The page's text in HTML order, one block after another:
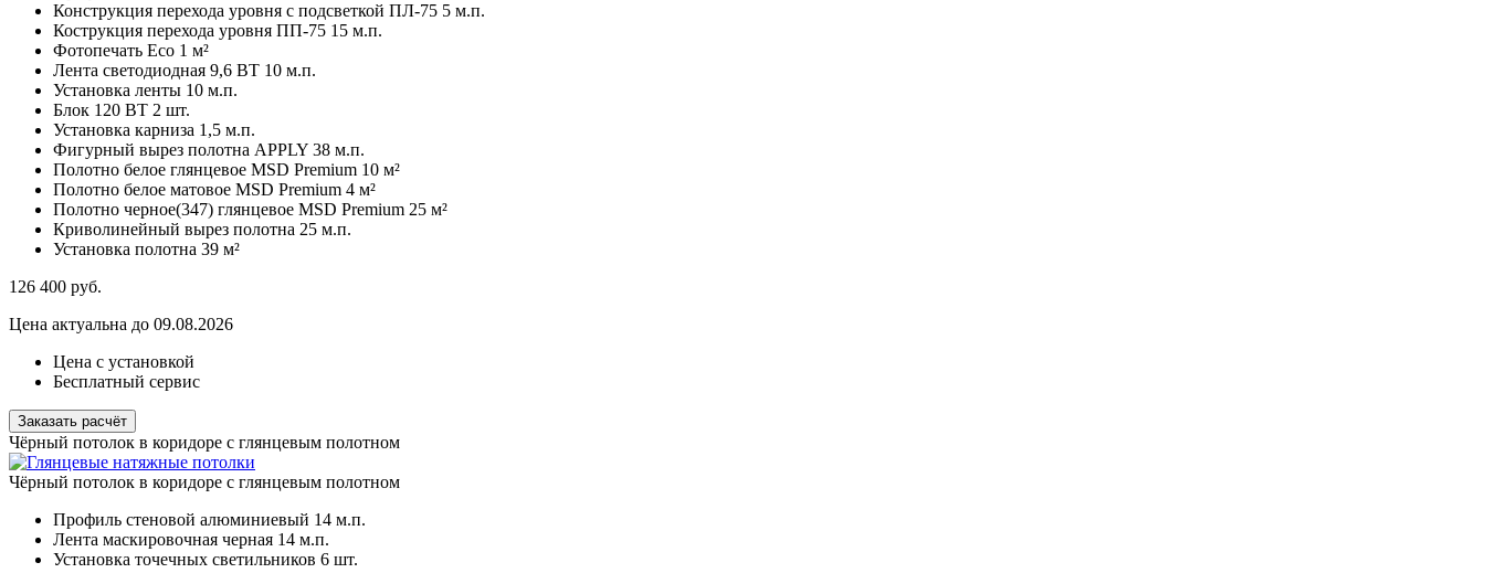
Конструкция перехода уровня с подсветкой ПЛ-75 5 м.п.
Кострукция перехода уровня ПП-75 15 м.п.
Фотопечать Eco 1 м²
Лента светодиодная 9,6 ВТ 10 м.п.
Установка ленты 10 м.п.
Блок 120 ВТ 2 шт.
Установка карниза 1,5 м.п.
Фигурный вырез полотна APPLY 38 м.п.
Полотно белое глянцевое MSD Premium 10 м²
Полотно белое матовое MSD Premium 4 м²
Полотно черное(347) глянцевое MSD Premium 25 м²
Криволинейный вырез полотна 25 м.п.
Установка полотна 39 м²
126 400 руб.
Цена актуальна до 09.08.2026
Цена с установкой
Бесплатный сервис
Заказать расчёт
Чёрный потолок в коридоре с глянцевым полотном
Чёрный потолок в коридоре с глянцевым полотном
Профиль стеновой алюминиевый 14 м.п.
Лента маскировочная черная 14 м.п.
Установка точечных светильников 6 шт.